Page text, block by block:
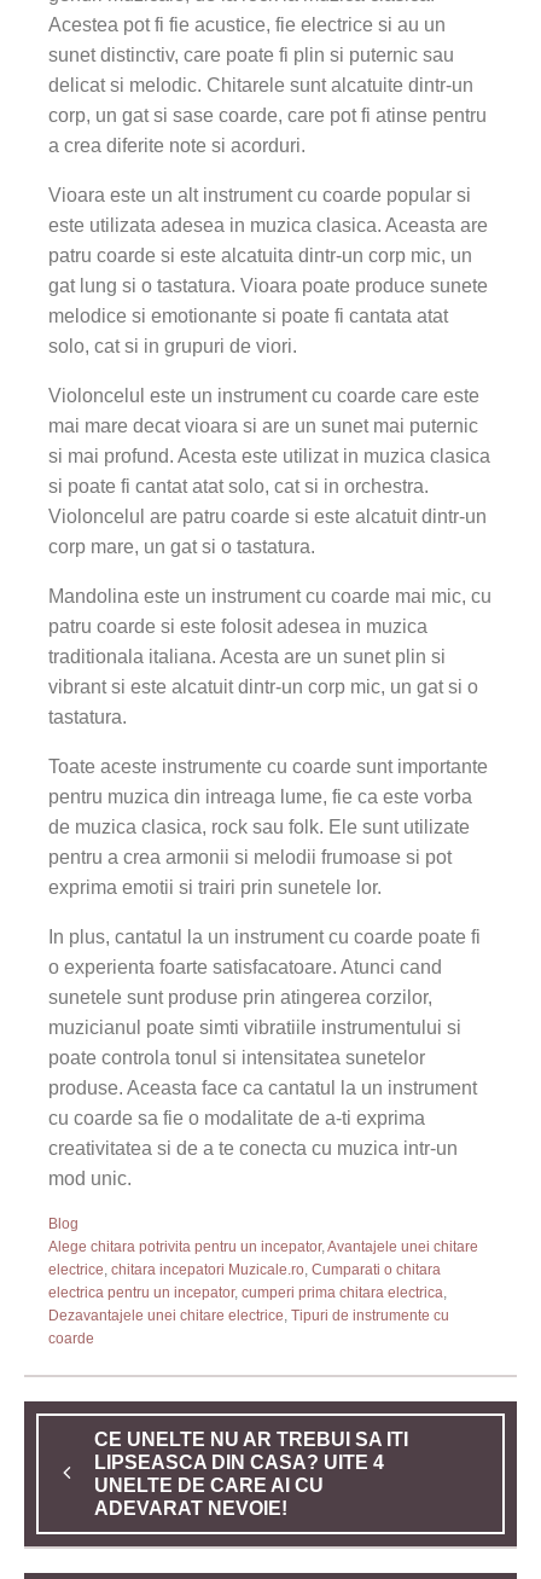
Acestea pot fi fie acustice, fie electrice si au un
sunet distinctiv, care poate fi plin si puternic sau
delicat si melodic. Chitarele sunt alcatuite dintr-un
corp, un gat si sase coarde, care pot fi atinse pentru
a crea diferite note si acorduri.
Vioara este un alt instrument cu coarde popular si
este utilizata adesea in muzica clasica. Aceasta are
patru coarde si este alcatuita dintr-un corp mic, un
gat lung si o tastatura. Vioara poate produce sunete
melodice si emotionante si poate fi cantata atat
solo, cat si in grupuri de viori.
Violoncelul este un instrument cu coarde care este
mai mare decat vioara si are un sunet mai puternic
si mai profund. Acesta este utilizat in muzica clasica
si poate fi cantat atat solo, cat si in orchestra.
Violoncelul are patru coarde si este alcatuit dintr-un
corp mare, un gat si o tastatura.
Mandolina este un instrument cu coarde mai mic, cu
patru coarde si este folosit adesea in muzica
traditionala italiana. Acesta are un sunet plin si
vibrant si este alcatuit dintr-un corp mic, un gat si o
tastatura.
Toate aceste instrumente cu coarde sunt importante
pentru muzica din intreaga lume, fie ca este vorba
de muzica clasica, rock sau folk. Ele sunt utilizate
pentru a crea armonii si melodii frumoase si pot
exprima emotii si trairi prin sunetele lor.
In plus, cantatul la un instrument cu coarde poate fi
o experienta foarte satisfacatoare. Atunci cand
sunetele sunt produse prin atingerea corzilor,
muzicianul poate simti vibratiile instrumentului si
poate controla tonul si intensitatea sunetelor
produse. Aceasta face ca cantatul la un instrument
cu coarde sa fie o modalitate de a-ti exprima
creativitatea si de a te conecta cu muzica intr-un
mod unic.
Blog
Alege chitara potrivita pentru un incepator,Avantajele unei chitare
electrice, chitara incepatori Muzicale.ro, Cumparati o chitara
electrica pentru un incepator, cumperi prima chitara electrica,
Dezavantajele unei chitare electrice, Tipuri de instrumente cu
coarde
CE UNELTE NU AR TREBUI SA ITI
LIPSEASCA DIN CASA? UITE 4
UNELTE DE CARE AI CU
ADEVARAT NEVOIE!